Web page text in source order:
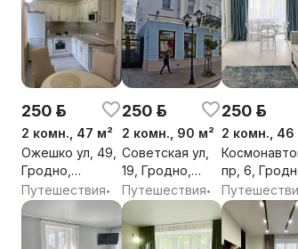
250 р.
2 комн., 47 м²
Ожешко ул, 49,
Гродно,
Гродненская
обл.
Путешествия•
250 р.
2 комн., 90 м²
Советская ул,
19, Гродно,
Гродненская
обл.
Путешествия•
250 р.
2 комн., 46
пр, 6,
обл.